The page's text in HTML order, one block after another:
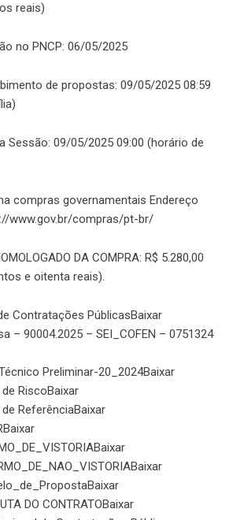
reais)
no PNCP: 06/05/2025
de propostas: 09/05/2025 08:59
Sessão: 09/05/2025 09:00 (horário de
compras governamentais Endereço
www.gov.br/compras/pt-br/
DA COMPRA: R$ 5.280,00
e oitenta reais).
Contratações PúblicasBaixar
– 90004.2025 – SEI_COFEN – 0751324
Preliminar-20_2024Baixar
RiscoBaixar
ReferênciaBaixar
Baixar
Baixar
Baixar
Baixar
DO CONTRATOBaixar